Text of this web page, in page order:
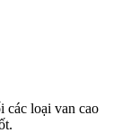
loại van cao